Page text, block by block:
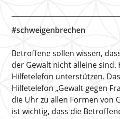
#schweigenbrechen
Betroffene sollen wissen,
der Gewalt nicht alleine sind.
Hilfetelefon unterstützen.
Hilfetelefon „Gewalt gegen
die Uhr zu allen Formen von
ist wichtig, dass die